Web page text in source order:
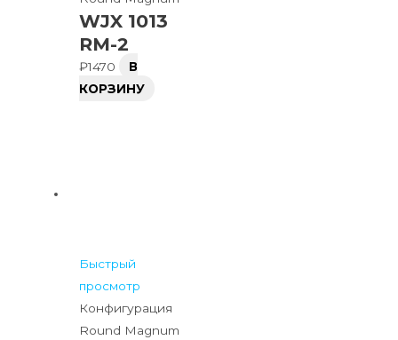
WJX 1013
RM-2
₽1470
В
КОРЗИНУ
Быстрый
просмотр
Конфигурация
Round Magnum